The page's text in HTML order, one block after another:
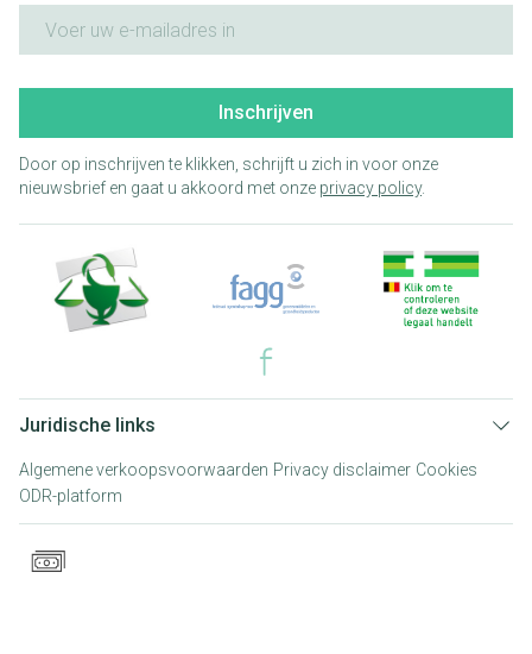
Inschrijven
Door op inschrijven te klikken, schrijft u zich in voor onze
nieuwsbrief en gaat u akkoord met onze privacy policy.
Juridische links
Algemene verkoopsvoorwaarden Privacy disclaimer Cookies
ODR-platform